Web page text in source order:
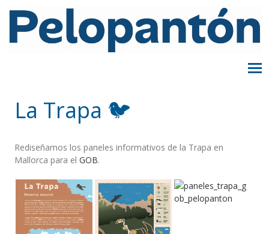
La Trapa 🐦
Rediseñamos los paneles informativos de la Trapa en
Mallorca para el GOB.